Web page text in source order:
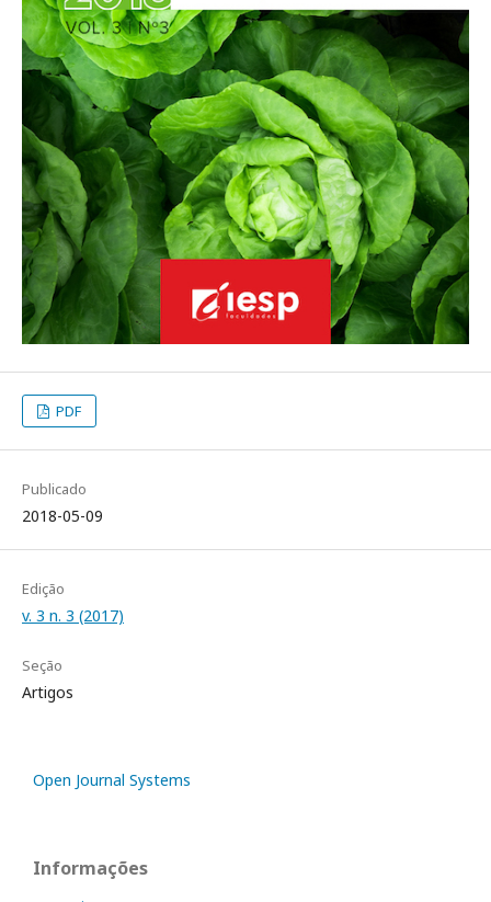
PDF
Publicado
2018-05-09
Edição
v. 3 n. 3 (2017)
Seção
Artigos
Open Journal Systems
Informações